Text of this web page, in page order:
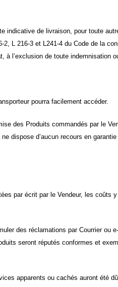
indicative de livraison, pour toute
L 216-3 et L241-4 du Code de la
l’exclusion de toute indemnisation
pourra facilement accéder.
des Produits commandés par le
dispose d’aucun recours en
par écrit par le Vendeur, les coûts
des réclamations par Courrier ou
seront réputés conformes et
apparents ou cachés auront été